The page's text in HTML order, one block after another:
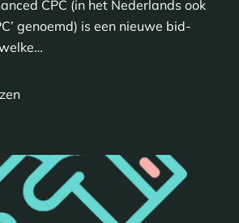
CPC (in het Nederlands ook
genoemd) is een nieuwe bid-